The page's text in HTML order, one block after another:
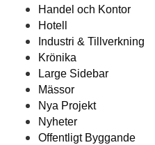
Handel och Kontor
Hotell
Industri & Tillverkning
Krönika
Large Sidebar
Mässor
Nya Projekt
Nyheter
Offentligt Byggande